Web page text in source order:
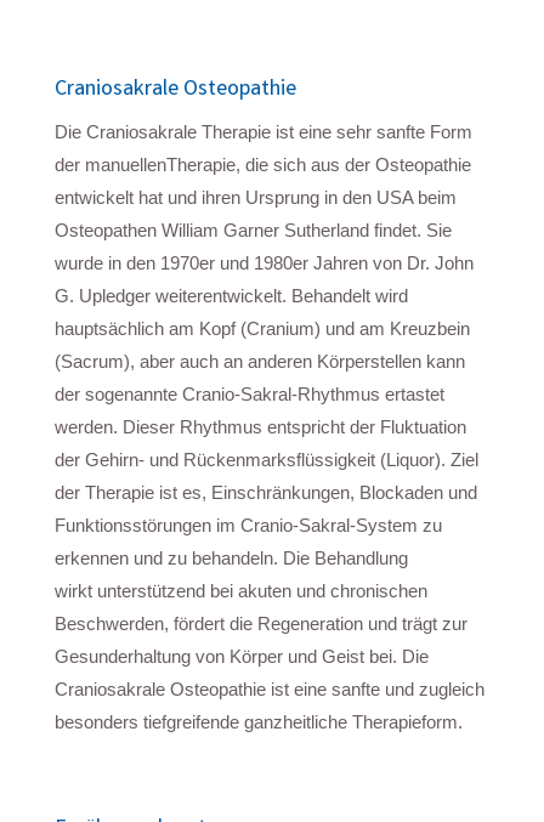
Craniosakrale Osteopathie
Die Craniosakrale Therapie ist eine sehr sanfte Form
der manuellenTherapie, die sich aus der Osteopathie
entwickelt hat und ihren Ursprung in den USA beim
Osteopathen William Garner Sutherland findet. Sie
wurde in den 1970er und 1980er Jahren von Dr. John
G. Upledger weiterentwickelt. Behandelt wird
hauptsächlich am Kopf (Cranium) und am Kreuzbein
(Sacrum), aber auch an anderen Körperstellen kann
der sogenannte Cranio-Sakral-Rhythmus ertastet
werden. Dieser Rhythmus entspricht der Fluktuation
der Gehirn- und Rückenmarksflüssigkeit (Liquor). Ziel
der Therapie ist es, Einschränkungen, Blockaden und
Funktionsstörungen im Cranio-Sakral-System zu
erkennen und zu behandeln. Die Behandlung
wirkt unterstützend bei akuten und chronischen
Beschwerden, fördert die Regeneration und trägt zur
Gesunderhaltung von Körper und Geist bei. Die
Craniosakrale Osteopathie ist eine sanfte und zugleich
besonders tiefgreifende ganzheitliche Therapieform.